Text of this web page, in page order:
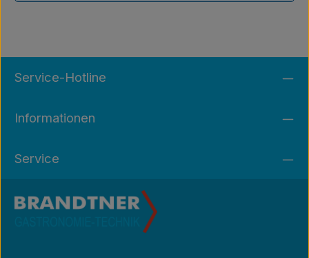
Service-Hotline
Informationen
Service